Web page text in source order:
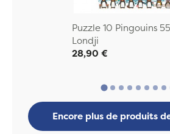
Puzzle 10 Pingouins
Londji
28,90 €
Encore plus de produits